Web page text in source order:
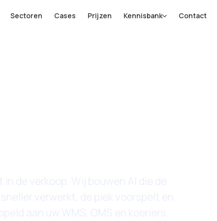
Sectoren Cases Prijzen Kennisbank Contact